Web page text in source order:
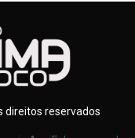
direitos reservados